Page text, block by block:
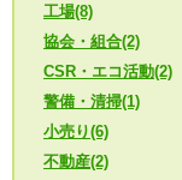
工場(8)
協会・組合(2)
CSR・エコ活動(2)
警備・清掃(1)
小売り(6)
不動産(2)